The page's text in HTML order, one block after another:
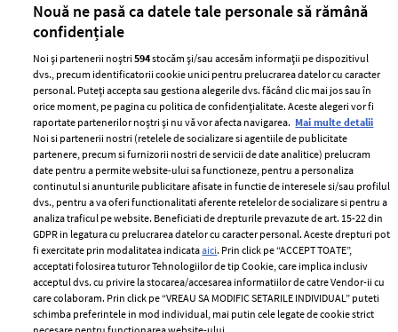
ELLE Style Awards
2024
Despre ELLE
Romania
Contact
Abonamente
Termeni si conditii
Politica de
confidențialitate
Politica de cookies
Publicitate
Nouă ne pasă ca datele tale personale să rămână
confidențiale
Noi și partenerii noștri594stocăm și/sau accesăm informații pe dispozitivul
dvs., precum identificatorii cookie unici pentru prelucrarea datelor cu caracter
personal. Puteți accepta sau gestiona alegerile dvs. făcând clic mai jos sau în
orice moment, pe pagina cu politica de confidențialitate. Aceste alegeri vor fi
raportate partenerilor noștri și nu vă vor afecta navigarea. Mai multe detalii
Noi si partenerii nostri (retelele de socializare si agentiile de publicitate
partenere, precum si furnizorii nostri de servicii de date analitice) prelucram
date pentru a permite website-ului sa functioneze, pentru a personaliza
continutul si anunturile publicitare afisate in functie de interesele si/sau profilul
dvs., pentru a va oferi functionalitati aferente retelelor de socializare si pentru a
analiza traficul pe website. Beneficiati de drepturile prevazute de art. 15-22 din
GDPR in legatura cu prelucrarea datelor cu caracter personal. Aceste drepturi pot
fi exercitate prin modalitatea indicataaici. Prin click pe “ACCEPT TOATE”,
acceptati folosirea tuturor Tehnologiilor de tip Cookie, care implica inclusiv
acceptul dvs. cu privire la stocarea/accesarea informatiilor de catre Vendor-ii cu
care colaboram. Prin click pe “VREAU SA MODIFIC SETARILE INDIVIDUAL” puteti
schimba preferintele in mod individual, mai putin cele legate de cookie strict